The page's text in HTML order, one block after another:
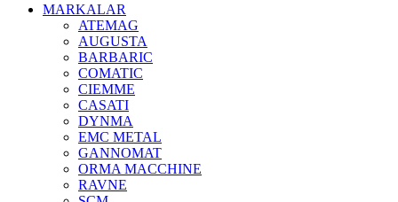
MARKALAR
ATEMAG
AUGUSTA
BARBARIC
COMATIC
CIEMME
CASATI
DYNMA
EMC METAL
GANNOMAT
ORMA MACCHINE
RAVNE